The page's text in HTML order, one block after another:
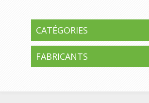
CATÉGORIES
FABRICANTS